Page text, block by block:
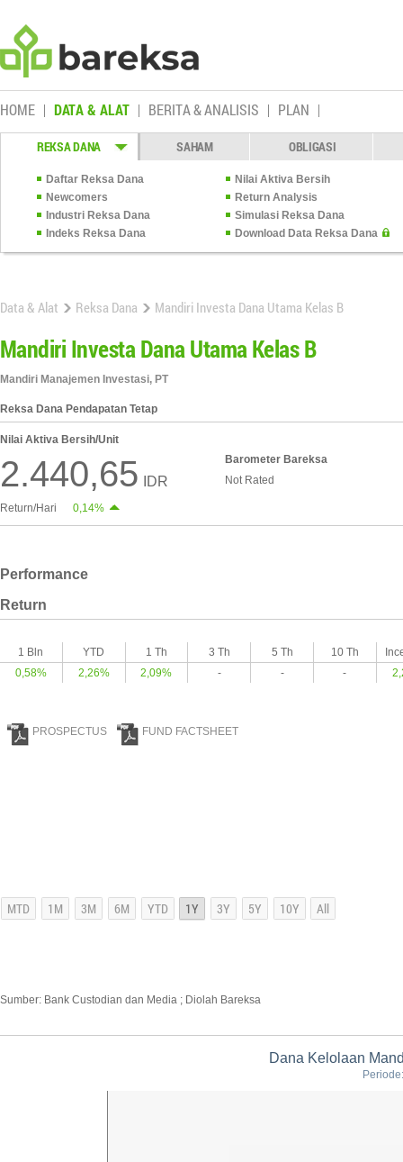
HOME DATA & ALAT BERITA & ANALISIS PLAN
REKSA DANA SAHAM OBLIGASI
Daftar Reksa Dana
Nilai Aktiva Bersih
Newcomers
Return Analysis
Industri Reksa Dana
Simulasi Reksa Dana
Indeks Reksa Dana
Download Data Reksa Dana
Data & Alat Reksa Dana Mandiri Investa Dana Utama Kelas B
Mandiri Investa Dana Utama Kelas B
Mandiri Manajemen Investasi, PT
Reksa Dana Pendapatan Tetap
Nilai Aktiva Bersih/Unit
2.440,65 IDR
Barometer Bareksa
Not Rated
Return/Hari 0,14%
Performance
Return
1 Bln YTD 1 Th 3 Th 5 Th 10 Th
0,58%
2,26% 2,09% - - -
PROSPECTUS FUND FACTSHEET
Sumber: Bank Custodian dan Media ; Diolah Bareksa
Dana Kelolaan